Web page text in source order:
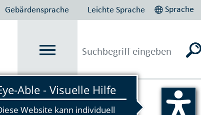
Gebärdensprache Leichte Sprache Sprache
Vorlesen